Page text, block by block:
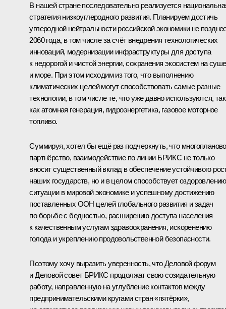
В нашей стране последовательно реализуется
стратегия низкоуглеродного развития. Планируем достичь
углеродной нейтральности российской экономики не
2060 года, в том числе за счёт внедрения технологических
инноваций, модернизации инфраструктуры для доступа
к недорогой и чистой энергии, сохранения экосистем на суше
и море. При этом исходим из того, что выполнению
климатических целей могут способствовать самые разные
технологии, в том числе те, что уже давно используются,
как атомная генерация, гидроэнергетика, газовое моторное
топливо.
Суммируя, хотел бы ещё раз подчеркнуть, что
партнёрство, взаимодействие по линии БРИКС не только
вносит существенный вклад в обеспечение устойчивого
наших государств, но и в целом способствует оздоровлению
ситуации в мировой экономике и успешному достижению
поставленных ООН целей глобального развития и задач
по борьбе с бедностью, расширению доступа населения
к качественным услугам здравоохранения, искоренению
голода и укреплению продовольственной безопасности.
Поэтому хочу выразить уверенность, что Деловой форум
и Деловой совет БРИКС продолжат свою созидательную
работу, направленную на углубление контактов между
предпринимательскими кругами стран «пятёрки»,